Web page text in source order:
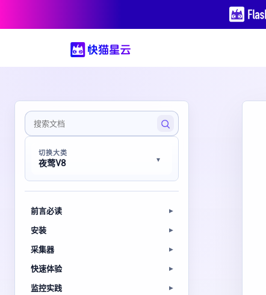
切换大类
夜莺V8
前言必读
安装
采集器
快速体验
监控实践